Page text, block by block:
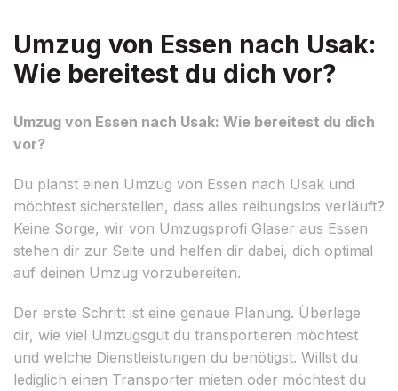
Umzug von Essen nach Usak:
Wie bereitest du dich vor?
Umzug von Essen nach Usak: Wie bereitest du dich
vor?
Du planst einen Umzug von Essen nach Usak und
möchtest sicherstellen, dass alles reibungslos verläuft?
Keine Sorge, wir von Umzugsprofi Glaser aus Essen
stehen dir zur Seite und helfen dir dabei, dich optimal
auf deinen Umzug vorzubereiten.
Der erste Schritt ist eine genaue Planung. Überlege
dir, wie viel Umzugsgut du transportieren möchtest
und welche Dienstleistungen du benötigst. Willst du
lediglich einen Transporter mieten oder möchtest du